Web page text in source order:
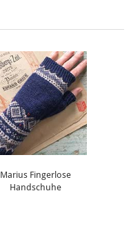
Marius Fingerlose
Handschuhe